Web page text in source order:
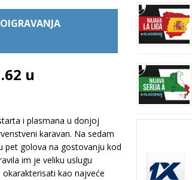
u
i plasmana u donjoj
karavan. Na sedam
pet golova na gostovanju kod
im je veliku uslugu
kao najveće